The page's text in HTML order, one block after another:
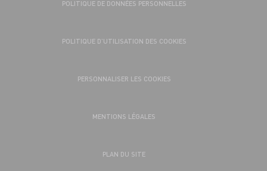
POLITIQUE DE DONNÉES PERSONNELLES
POLITIQUE D’UTILISATION DES COOKIES
PERSONNALISER LES COOKIES
MENTIONS LÉGALES
PLAN DU SITE